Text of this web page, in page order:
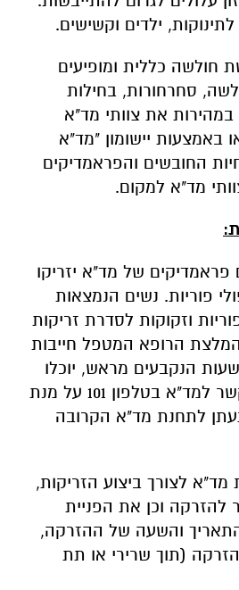
ילדים וקשישים.
חולשה כללית ומופיעים
סחרחורות, בחילות
את צוותי מד"א
החירום 101 או באמצעות יישומון "מד"א
החובשים והפראמדיקים
מד"א למקום.
פראמדיקים של מד"א יזריקו
פוריות. נשים הנמצאות
וזקוקות לסדרת זריקות
המלצת הרופא המטפל חייבות
הנקבעים מראש, יוכלו
במידת הצורך להתקשר למד"א בטלפון 101 על מנת
לתחנת מד"א הקרובה
לצורך ביצוע הזריקות,
וכן את הפניית
והשעה של ההזרקה,
(תוך שרירי או תת